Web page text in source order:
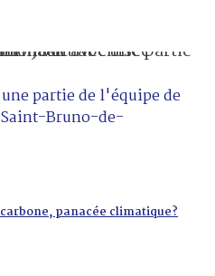
partie de l'équipe de
Bruno-de-
panacée climatique?